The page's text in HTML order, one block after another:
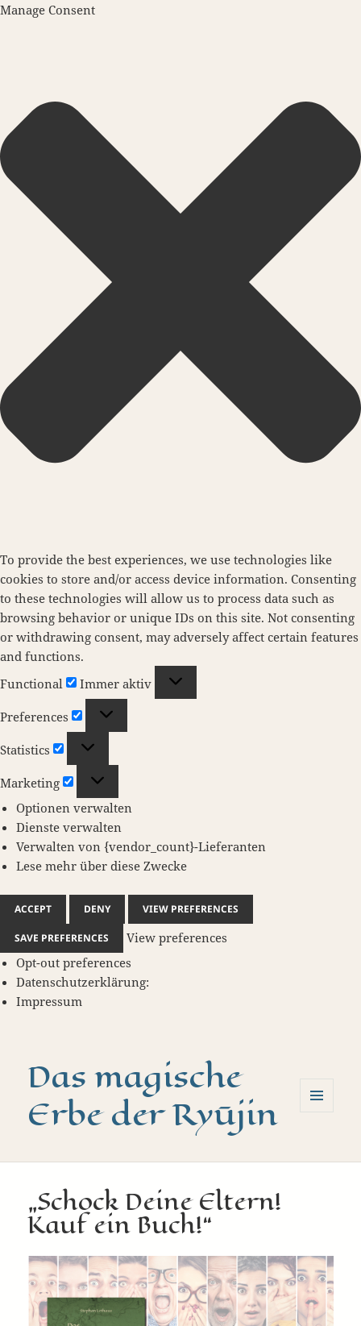
Manage Consent
To provide the best experiences, we use technologies like
cookies to store and/or access device information. Consenting
to these technologies will allow us to process data such as
browsing behavior or unique IDs on this site. Not consenting
or withdrawing consent, may adversely affect certain features
and functions.
Functional
Immer aktiv
Preferences
Preferences
Statistics
Statistics
Marketing
Marketing
Optionen verwalten
Dienste verwalten
Verwalten von {vendor_count}-Lieferanten
Lese mehr über diese Zwecke
ACCEPT DENY VIEW PREFERENCES
SAVE PREFERENCES
View preferences
Opt-out preferences
Datenschutzerklärung:
Impressum
Das magische
Erbe der Ryūjin
„Schock Deine Eltern!
Kauf ein Buch!“